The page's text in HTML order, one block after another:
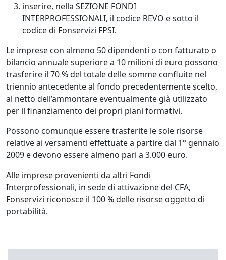
inserire, nella SEZIONE FONDI
INTERPROFESSIONALI, il codice REVO e sotto il
codice di Fonservizi FPSI.
Le imprese con almeno 50 dipendenti o con fatturato o
bilancio annuale superiore a 10 milioni di euro possono
trasferire il 70 % del totale delle somme confluite nel
triennio antecedente al fondo precedentemente scelto,
al netto dell’ammontare eventualmente già utilizzato
per il finanziamento dei propri piani formativi.
Possono comunque essere trasferite le sole risorse
relative ai versamenti effettuate a partire dal 1° gennaio
2009 e devono essere almeno pari a 3.000 euro.
Alle imprese provenienti da altri Fondi
Interprofessionali, in sede di attivazione del CFA,
Fonservizi riconosce il 100 % delle risorse oggetto di
portabilità.